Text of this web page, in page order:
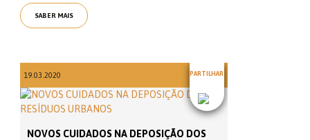
SABER MAIS
19.03.2020 PARTILHAR
NOVOS CUIDADOS NA DEPOSIÇÃO DOS